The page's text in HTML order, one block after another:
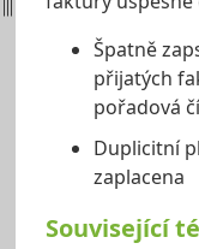
Špatně
přijatých
pořadová
Duplicitní
zaplacena
Související